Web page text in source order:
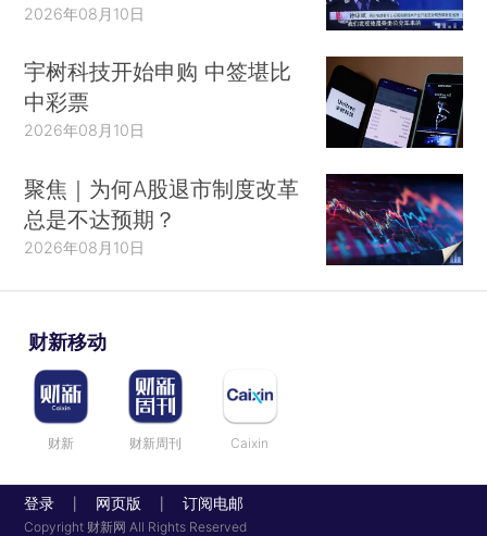
2026年08月10日
宇树科技开始申购 中签堪比
中彩票
2026年08月10日
聚焦｜为何A股退市制度改革
总是不达预期？
2026年08月10日
财新移动
财新 财新周刊 Caixin
登录 网页版 订阅电邮
Copyright 财新网 All Rights Reserved